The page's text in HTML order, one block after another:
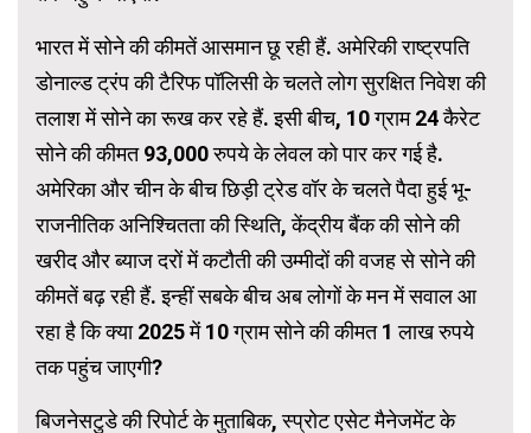
भारत में सोने की कीमतें आसमान छू रही हैं. अमेरिकी राष्ट्रपति
डोनाल्ड ट्रंप की टैरिफ पॉलिसी के चलते लोग सुरक्षित निवेश की
तलाश में सोने का रूख कर रहे हैं. इसी बीच, 10 ग्राम 24 कैरेट
सोने की कीमत 93,000 रुपये के लेवल को पार कर गई है.
अमेरिका और चीन के बीच छिड़ी ट्रेड वॉर के चलते पैदा हुई भू-
राजनीतिक अनिश्चितता की स्थिति, केंद्रीय बैंक की सोने की
खरीद और ब्याज दरों में कटौती की उम्मीदों की वजह से सोने की
कीमतें बढ़ रही हैं. इन्हीं सबके बीच अब लोगों के मन में सवाल आ
रहा है कि क्या 2025 में 10 ग्राम सोने की कीमत 1 लाख रुपये
तक पहुंच जाएगी?
बिजनेसटुडे की रिपोर्ट के मुताबिक, स्प्रोट एसेट मैनेजमेंट के